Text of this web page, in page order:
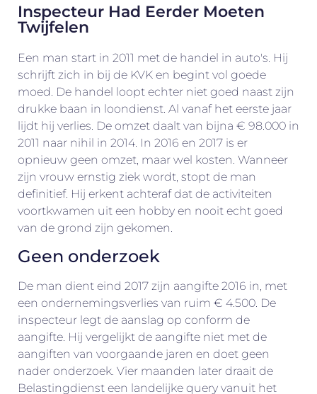
Inspecteur Had Eerder Moeten
Twijfelen
Een man start in 2011 met de handel in auto's. Hij
schrijft zich in bij de KVK en begint vol goede
moed. De handel loopt echter niet goed naast zijn
drukke baan in loondienst. Al vanaf het eerste jaar
lijdt hij verlies. De omzet daalt van bijna € 98.000 in
2011 naar nihil in 2014. In 2016 en 2017 is er
opnieuw geen omzet, maar wel kosten. Wanneer
zijn vrouw ernstig ziek wordt, stopt de man
definitief. Hij erkent achteraf dat de activiteiten
voortkwamen uit een hobby en nooit echt goed
van de grond zijn gekomen.
Geen onderzoek
De man dient eind 2017 zijn aangifte 2016 in, met
een ondernemingsverlies van ruim € 4.500. De
inspecteur legt de aanslag op conform de
aangifte. Hij vergelijkt de aangifte niet met de
aangiften van voorgaande jaren en doet geen
nader onderzoek. Vier maanden later draait de
Belastingdienst een landelijke query vanuit het